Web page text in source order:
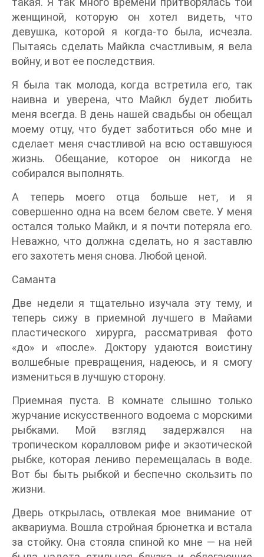
женщиной, которую он хотел видеть, что
девушка, которой я когда-то была, исчезла.
Пытаясь сделать Майкла счастливым, я вела
войну, и вот ее последствия.
Я была так молода, когда встретила его, так
наивна и уверена, что Майкл будет любить
меня всегда. В день нашей свадьбы он обещал
моему отцу, что будет заботиться обо мне и
сделает меня счастливой на всю оставшуюся
жизнь. Обещание, которое он никогда не
собирался выполнять.
А теперь моего отца больше нет, и я
совершенно одна на всем белом свете. У меня
остался только Майкл, и я почти потеряла его.
Неважно, что должна сделать, но я заставлю
его захотеть меня снова. Любой ценой.
Саманта
Две недели я тщательно изучала эту тему, и
теперь сижу в приемной лучшего в Майами
пластического хирурга, рассматривая фото
«до» и «после». Доктору удаются воистину
волшебные превращения, надеюсь, и я смогу
измениться в лучшую сторону.
Приемная пуста. В комнате слышно только
журчание искусственного водоема с морскими
рыбками. Мой взгляд задержался на
тропическом коралловом рифе и экзотической
рыбке, которая лениво перемещалась в воде.
Вот бы быть рыбкой и беспечно скользить по
жизни.
Дверь открылась, отвлекая мое внимание от
аквариума. Вошла стройная брюнетка и встала
за стойку. Она стояла спиной ко мне — на ней